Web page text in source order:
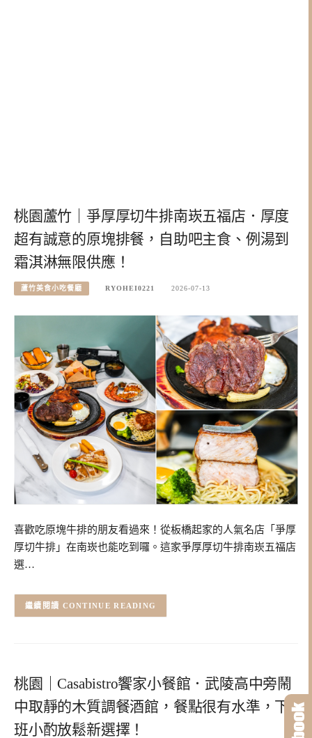
桃園蘆竹｜爭厚厚切牛排南崁五福店．厚度
超有誠意的原塊排餐，自助吧主食、例湯到
霜淇淋無限供應！
蘆竹美食小吃餐廳 RYOHEI0221 2026-07-13
喜歡吃原塊牛排的朋友看過來！從板橋起家的人氣名店「爭厚
厚切牛排」在南崁也能吃到囉。這家爭厚厚切牛排南崁五福店
選…
CONTINUE READING
桃園｜Casabistro饗家小餐館．武陵高中旁鬧
中取靜的木質調餐酒館，餐點很有水準，下
班小酌放鬆新選擇！